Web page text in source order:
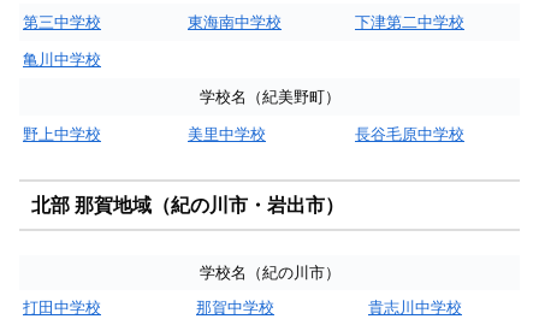
第三中学校 東海南中学校 下津第二中学校
亀川中学校
学校名（紀美野町）
野上中学校 美里中学校 長谷毛原中学校
北部 那賀地域（紀の川市・岩出市）
学校名（紀の川市）
打田中学校
那賀中学校
貴志川中学校